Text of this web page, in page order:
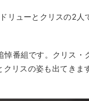
リューとクリスの2人
番組です。クリス・
リスの姿も出てきま